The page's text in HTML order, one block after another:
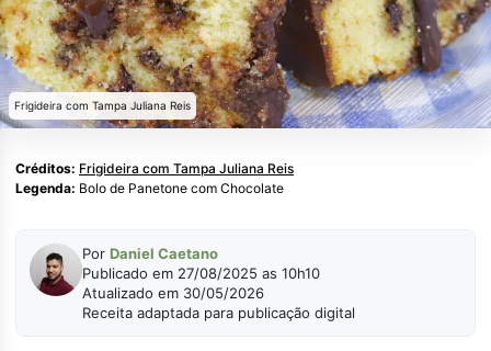
Frigideira com Tampa Juliana Reis
Créditos: Frigideira com Tampa Juliana Reis
Legenda: Bolo de Panetone com Chocolate
Por Daniel Caetano
Publicado em 27/08/2025 as 10h10
Atualizado em 30/05/2026
Receita adaptada para publicação digital